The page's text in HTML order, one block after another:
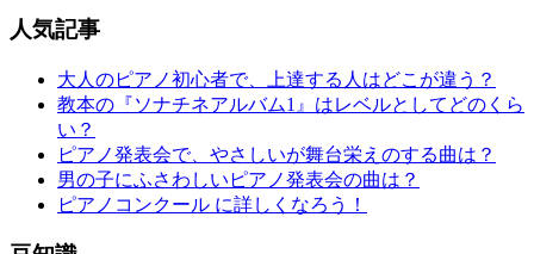
人気記事
大人のピアノ初心者で、上達する人はどこが違う？
教本の『ソナチネアルバム1』はレベルとしてどのくら
い？
ピアノ発表会で、やさしいが舞台栄えのする曲は？
男の子にふさわしいピアノ発表会の曲は？
ピアノコンクール に詳しくなろう！